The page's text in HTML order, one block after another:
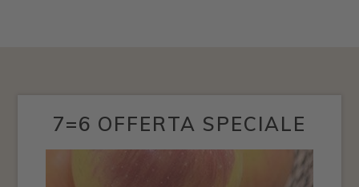
7=6 OFFERTA SPECIALE